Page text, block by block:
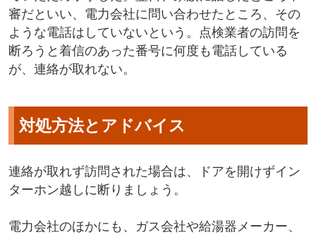
審だといい、電力会社に問い合わせたところ、その
ような電話はしていないという。点検業者の訪問を
断ろうと着信のあった番号に何度も電話している
が、連絡が取れない。
対処方法とアドバイス
連絡が取れず訪問された場合は、ドアを開けずイン
ターホン越しに断りましょう。
電力会社のほかにも、ガス会社や給湯器メーカー、